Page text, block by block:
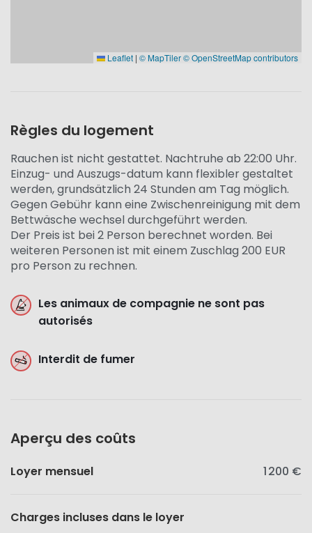
Leaflet | © MapTiler© OpenStreetMap contributors
Règles du logement
Rauchen ist nicht gestattet. Nachtruhe ab 22:00 Uhr.
Einzug- und Auszugs-datum kann flexibler gestaltet
werden, grundsätzlich 24 Stunden am Tag möglich.
Gegen Gebühr kann eine Zwischenreinigung mit dem
Bettwäsche wechsel durchgeführt werden.
Der Preis ist bei 2 Person berechnet worden. Bei
weiteren Personen ist mit einem Zuschlag 200 EUR
pro Person zu rechnen.
Les animaux de compagnie ne sont pas
autorisés
Interdit de fumer
Aperçu des coûts
Loyer mensuel 1 200 €
Charges incluses dans le loyer